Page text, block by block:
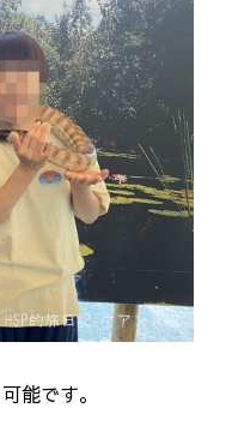
能です。